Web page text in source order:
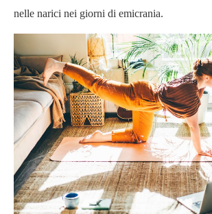
nelle narici nei giorni di emicrania.